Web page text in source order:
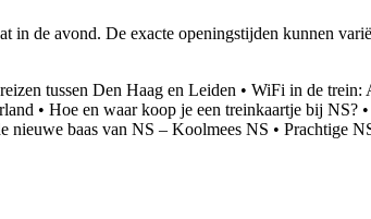
de avond. De exacte openingstijden kunnen
tussen Den Haag en Leiden • WiFi in de trein:
• Hoe en waar koop je een treinkaartje bij NS? •
nieuwe baas van NS – Koolmees NS • Prachtige